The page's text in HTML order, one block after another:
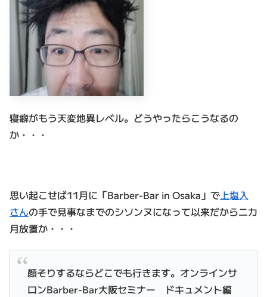
寝癖がもう天変地異レベル。どうやったらこうなるの
か・・・
思い起こせば11月に「Barber-Bar in Osaka」で 上塩入
さんの手で見事なまでのシソンヌになって以来だから二カ
月放置か・・・
顔そりするならどこでも行きます。オンラインサ
ロンBarber-Bar大阪セミナー ドキュメント編